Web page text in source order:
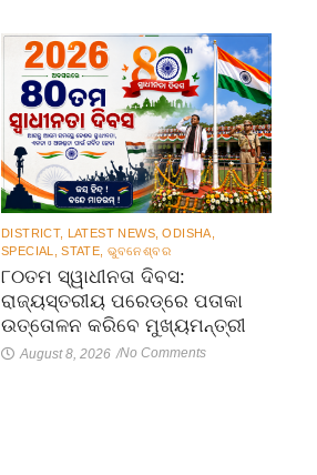
DISTRICT, LATEST NEWS, ODISHA,
SPECIAL, STATE, ଭୁବନେଶ୍ବର
୮୦ତମ ସ୍ୱାଧୀନତା ଦିବସ:
ରାଜ୍ୟସ୍ତରୀୟ ପରେଡ୍‌ରେ ପତାକା
ଉତ୍ତୋଳନ କରିବେ ମୁଖ୍ୟମନ୍ତ୍ରୀ
August 8, 2026 /No Comments